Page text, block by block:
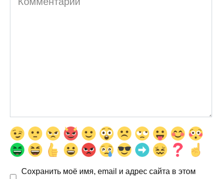
Сохранить моё имя, email и адрес сайта в этом